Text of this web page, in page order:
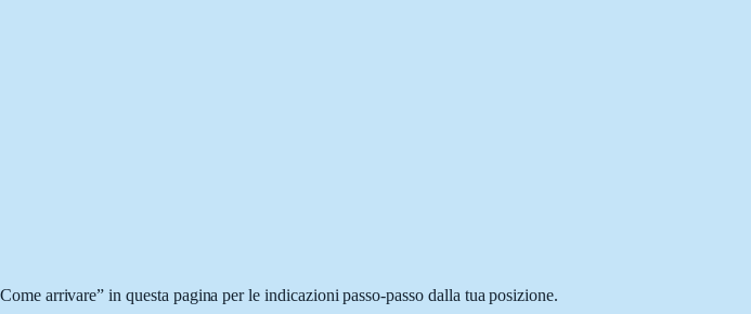
arrivare” in questa pagina per le indicazioni passo-passo dalla tua posizione.